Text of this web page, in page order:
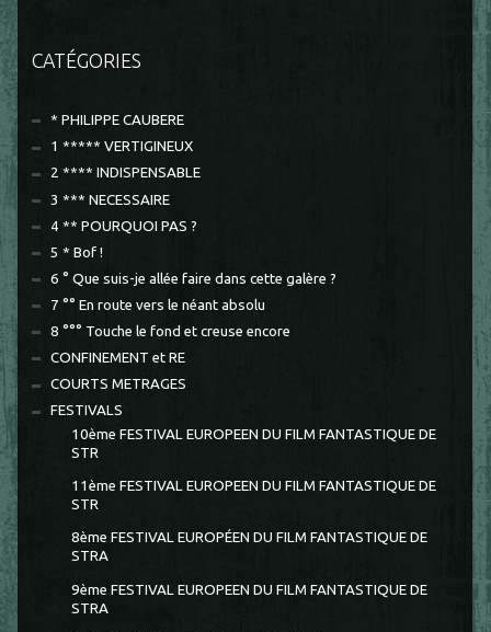
CATÉGORIES
* PHILIPPE CAUBERE
1 ***** VERTIGINEUX
2 **** INDISPENSABLE
3 *** NECESSAIRE
4 ** POURQUOI PAS ?
5 * Bof !
6 ° Que suis-je allée faire dans cette galère ?
7 °° En route vers le néant absolu
8 °°° Touche le fond et creuse encore
CONFINEMENT et RE
COURTS METRAGES
FESTIVALS
10ème FESTIVAL EUROPEEN DU FILM FANTASTIQUE DE
STR
11ème FESTIVAL EUROPEEN DU FILM FANTASTIQUE DE
STR
8ème FESTIVAL EUROPÉEN DU FILM FANTASTIQUE DE
STRA
9ème FESTIVAL EUROPEEN DU FILM FANTASTIQUE DE
STRA